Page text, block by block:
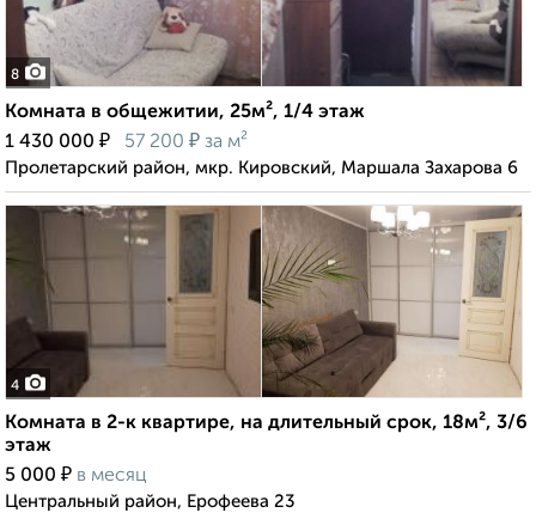
8
Комната в общежитии, 25м², 1/4 этаж
1 430 000 ₽ 57 200 ₽ за м²
Пролетарский район, мкр. Кировский, Маршала Захарова 6
4
Комната в 2-к квартире, на длительный срок, 18м², 3/6
этаж
5 000 ₽ в месяц
Центральный район, Ерофеева 23